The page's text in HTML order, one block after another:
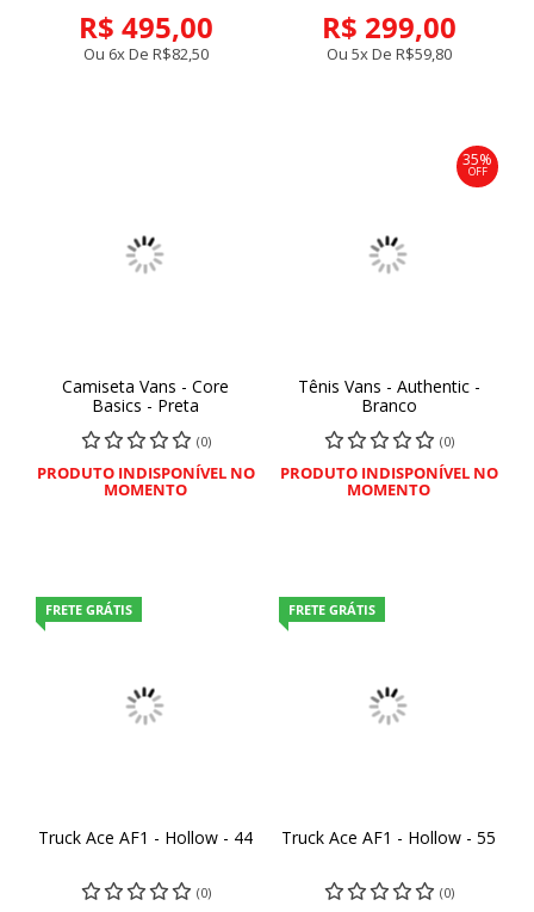
R$ 495,00
Ou 6x De R$82,50
R$ 299,00
Ou 5x De R$59,80
Camiseta Vans - Core
Basics - Preta
(0)
PRODUTO INDISPONÍVEL NO
MOMENTO
35%
OFF
Tênis Vans - Authentic -
Branco
(0)
PRODUTO INDISPONÍVEL NO
MOMENTO
FRETE GRÁTIS
Truck Ace AF1 - Hollow - 44
(0)
FRETE GRÁTIS
Truck Ace AF1 - Hollow - 55
(0)